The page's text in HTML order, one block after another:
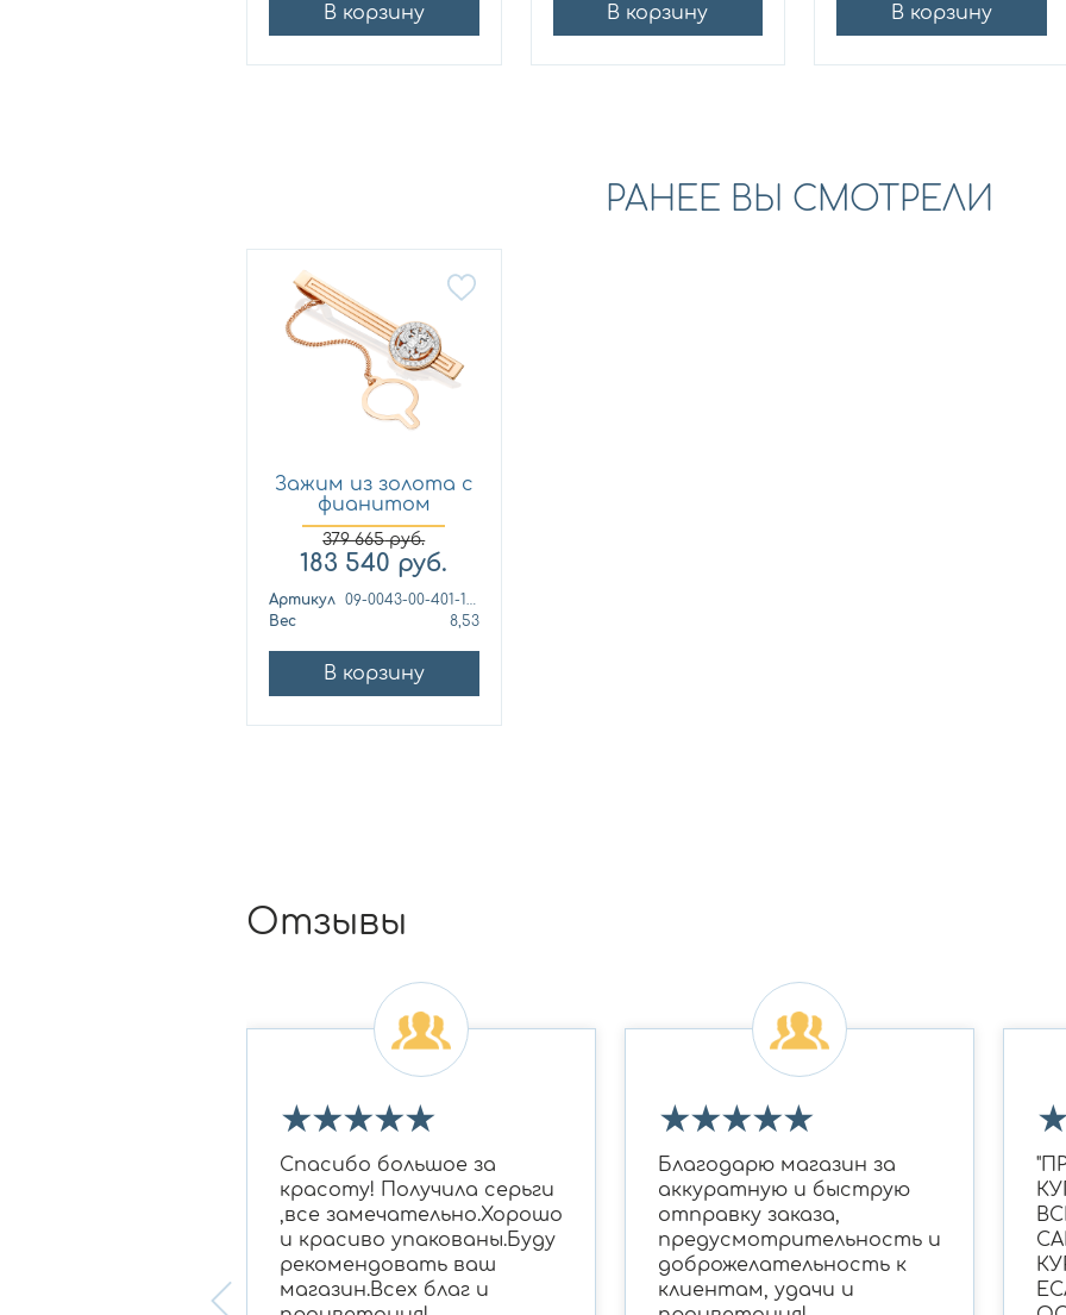
В корзину В корзину В корзину
РАНЕЕ ВЫ СМОТРЕЛИ
Зажим из золота с
фианитом
Платина 09...
379 665руб.
183 540 руб.
Артикул
Вес
8,53
В корзину
Отзывы
★★★★★
Спасибо большое за
красоту! Получила серьги
,все замечательно.Хорошо
и красиво упакованы.Буду
рекомендовать ваш
магазин.Всех благ и
★★★★★
Благодарю магазин за
аккуратную и быструю
отправку заказа,
предусмотрительность и
доброжелательность к
клиентам, удачи и